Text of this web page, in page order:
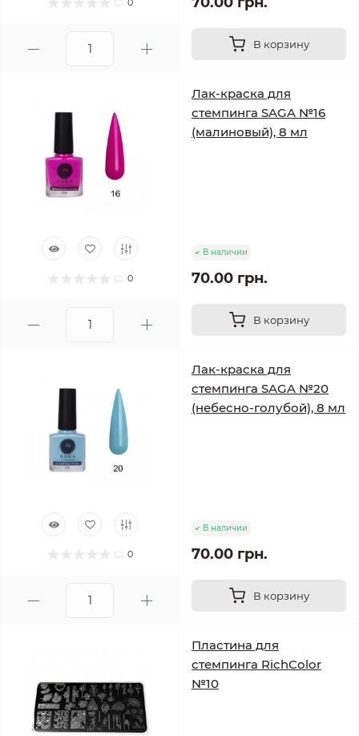
0
В корзину
0
Лак-краска для
стемпинга SAGA №16
(малиновый), 8 мл
В наличии
70.00 грн.
В корзину
0
Лак-краска для
стемпинга SAGA №20
(небесно-голубой), 8 мл
В наличии
70.00 грн.
В корзину
Пластина для
стемпинга RichColor
№10